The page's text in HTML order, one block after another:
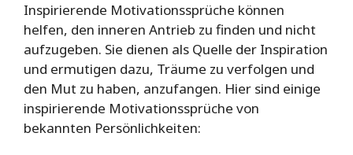
Inspirierende Motivationssprüche können
helfen, den inneren Antrieb zu finden und nicht
aufzugeben. Sie dienen als Quelle der Inspiration
und ermutigen dazu, Träume zu verfolgen und
den Mut zu haben, anzufangen. Hier sind einige
inspirierende Motivationssprüche von
bekannten Persönlichkeiten: